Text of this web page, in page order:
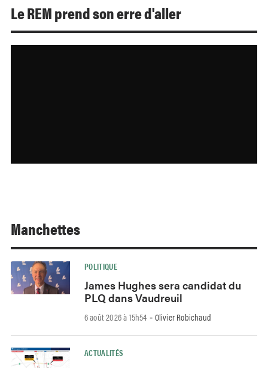
Le REM prend son erre d'aller
Manchettes
POLITIQUE
James Hughes sera candidat du
PLQ dans Vaudreuil
6 août 2026 à 15h54 - Olivier Robichaud
ACTUALITÉS